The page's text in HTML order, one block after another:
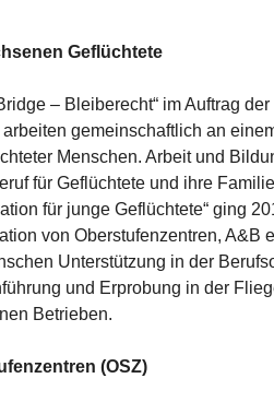
Geflüchtete
– Bleiberecht“ im Auftrag
gemeinschaftlich an
Menschen. Arbeit und
für Geflüchtete und ihre
für junge Geflüchtete“ ging
von Oberstufenzentren, A&B
Unterstützung in der
und Erprobung in der
Betrieben.
(OSZ)